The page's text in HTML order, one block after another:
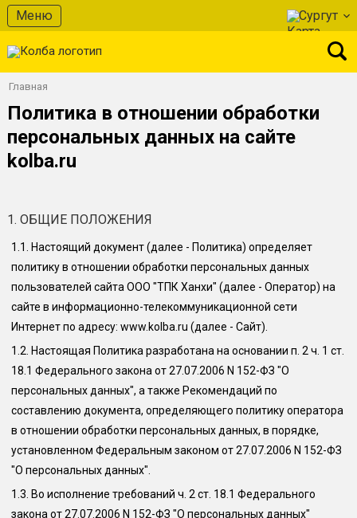
Меню Сургут
Главная
Политика в отношении обработки
персональных данных на сайте
kolba.ru
1. ОБЩИЕ ПОЛОЖЕНИЯ
1.1.
Настоящий документ (далее - Политика) определяет
политику в отношении обработки персональных данных
пользователей сайта ООО "ТПК Ханхи" (далее - Оператор) на
сайте в информационно-телекоммуникационной сети
Интернет по адресу: www. kolba.ru (далее - Сайт).
1.2. Настоящая Политика разработана на основании п. 2 ч. 1 ст.
18.1 Федерального закона от 27.07.2006 N 152-ФЗ "О
персональных данных", а также Рекомендаций по
составлению документа, определяющего политику оператора
в отношении обработки персональных данных, в порядке,
установленном Федеральным законом от 27.07.2006 N 152-ФЗ
"О персональных данных".
1.3. Во исполнение требований ч. 2 ст. 18.1 Федерального
закона от 27.07.2006 N 152-ФЗ "О персональных данных"